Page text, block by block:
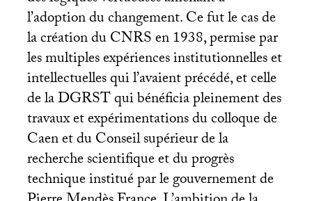
l’adoption du changement. Ce fut le cas de
la création duCNRSen 1938, permise par
les multiples expériences institutionnelles et
intellectuelles qui l’avaient précédé, et celle
de laDGRSTqui bénéficia pleinement des
travaux et expérimentations du colloque de
Caen et du Conseil supérieur de la
recherche scientifique et du progrès
technique institué par le gouvernement de